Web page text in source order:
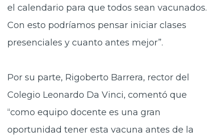
el calendario para que todos sean vacunados.
Con esto podríamos pensar iniciar clases
presenciales y cuanto antes mejor”.
Por su parte, Rigoberto Barrera, rector del
Colegio Leonardo Da Vinci, comentó que
“como equipo docente es una gran
oportunidad tener esta vacuna antes de la